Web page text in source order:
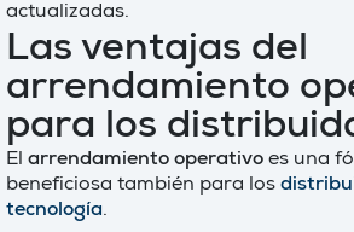
actualizadas.
Las ventajas del
arrendamiento
para los
El arrendamiento operativo es una
beneficiosa también para los
tecnología.